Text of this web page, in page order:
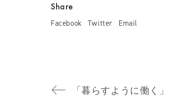
Share
Facebook Twitter Email
「暮らすように働く」